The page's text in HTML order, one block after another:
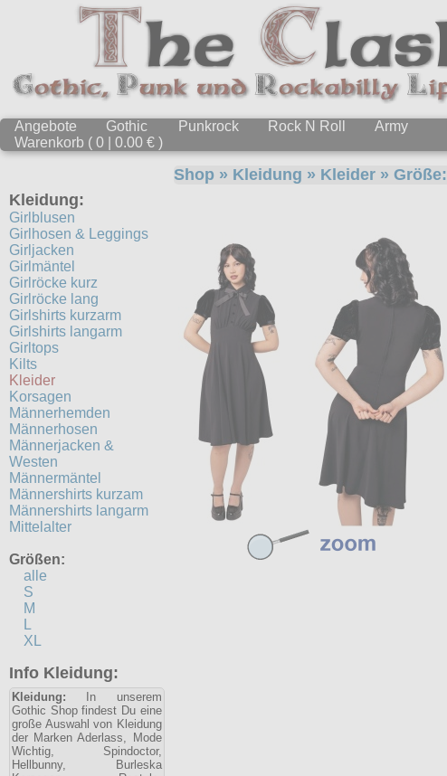
Angebote Gothic Punkrock Rock N Roll Army
Warenkorb ( 0 | 0.00 € )
Kleidung:
Girlblusen
Girlhosen & Leggings
Girljacken
Girlmäntel
Girlröcke kurz
Girlröcke lang
Girlshirts kurzarm
Girlshirts langarm
Girltops
Kilts
Kleider
Korsagen
Männerhemden
Männerhosen
Männerjacken &
Westen
Männermäntel
Männershirts kurzam
Männershirts langarm
Mittelalter
Größen:
alle
S
M
L
XL
Info Kleidung:
Kleidung: In unserem
Gothic Shop findest Du eine
große Auswahl von Kleidung
der Marken Aderlass, Mode
Wichtig, Spindoctor,
Hellbunny, Burleska
Shop » Kleidung » Kleider» Größe: